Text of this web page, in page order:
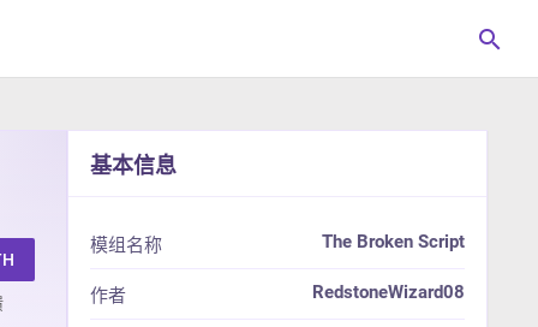
search
基本信息
模组名称 The Broken Script
作者 RedstoneWizard08